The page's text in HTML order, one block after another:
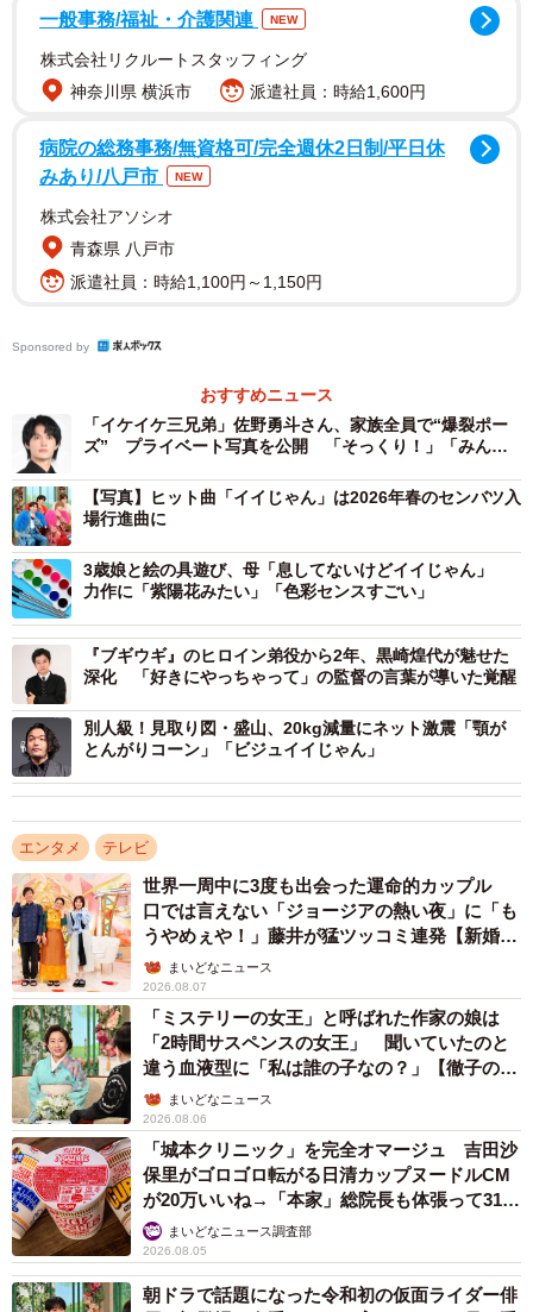
ね」が寄せられました。
「イイじゃん」ポーズを決めるM!LKのメンバー
番組では、メンバーそれぞれの自己紹介に加え、デビュー
当時は学校に通いながら、週末のたびに鹿児島、愛知、三
重、和歌山、栃木といった地元から、深夜バスや長時間の
電車などを乗り継いで上京していたという苦労話も明かし
ます。また、コロナ禍にはコンサートが中止になるなどさ
まざまな困難があったそうですが、週に一度は全員で会議
を開き、自分に何ができるか話し合ってきたとか。5人は、
そうしたプロセスを経てきたことが、今の人気につながっ
ているのでは…と振り返ります。
黒柳徹子さん（右）に“滅！ポーズ”をレクチャーするM!LKのメンバー
さらに、方言が大好きな徹子さんからのリクエストで、そ
れぞれが“ご当地言葉”も披露したり、徹子さんに大ヒット曲
「好きすぎて滅！」の決めポーズをレクチャーするなど大
盛り上がり。最後にメンバーの口から飛び出した「5人で叶
一般事務/福祉・介護関連 NEW
株式会社リクルートスタッフィング
神奈川県 横浜市
派遣社員：時給1,600円
病院の総務事務/無資格可/完全週休2日制/平日休
みあり/八戸市
NEW
株式会社アソシオ
青森県 八戸市
派遣社員：時給1,100円～1,150円
Sponsored by
おすすめニュース
「イケイケ三兄弟」佐野勇斗さん、家族全員で“爆裂ポー
ズ” プライベート写真を公開 「そっくり！」「みんな
【写真】ヒット曲「イイじゃん」は2026年春のセンバツ入
場行進曲に
3歳娘と絵の具遊び、母「息してないけどイイじゃん」
力作に「紫陽花みたい」「色彩センスすごい」
『ブギウギ』のヒロイン弟役から2年、黒崎煌代が魅せた
深化 「好きにやっちゃって」の監督の言葉が導いた覚醒
別人級！見取り図・盛山、20kg減量にネット激震「顎が
とんがりコーン」「ビジュイイじゃん」
エンタメ テレビ
世界一周中に3度も出会った運命的カップル
口では言えない「ジョージアの熱い夜」に「も
うやめぇや！」藤井が猛ツッコミ連発【新婚さ
ん】まいどなニュース
2026.08.07
「ミステリーの女王」と呼ばれた作家の娘は
「2時間サスペンスの女王」 聞いていたのと
違う血液型に「私は誰の子なの？」【徹子の部
屋】まいどなニュース
2026.08.06
「城本クリニック」を完全オマージュ 吉田沙
保里がゴロゴロ転がる日清カップヌードルCM
が20万いいね→「本家」総院長も体張って31万
いいねまいどなニュース調査部
2026.08.05
朝ドラで話題になった令和初の仮面ライダー俳